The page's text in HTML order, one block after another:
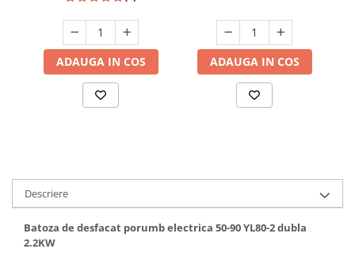
Hota tavan
Hote cupolare
Hote traditionale
Masini de Spalat Rufe & Uscatoare
Accesorii masini de spalat &
uscatoare
ADAUGA IN COS ADAUGA IN COS
Descriere
Batoza de desfacat porumb electrica 50-90 YL80-2 dubla
2.2KW